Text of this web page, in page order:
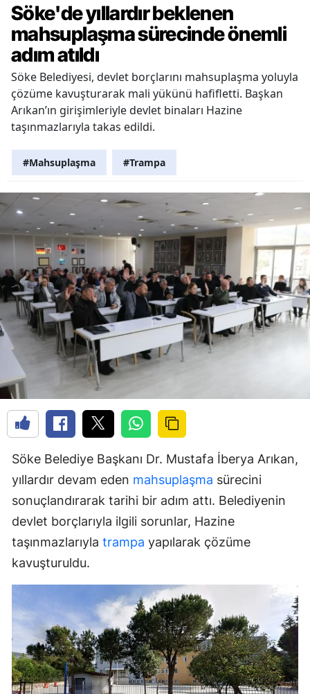
Söke'de yıllardır beklenen
mahsuplaşma sürecinde önemli
adım atıldı
Söke Belediyesi, devlet borçlarını mahsuplaşma yoluyla
çözüme kavuşturarak mali yükünü hafifletti. Başkan
Arıkan’ın girişimleriyle devlet binaları Hazine
taşınmazlarıyla takas edildi.
#Mahsuplaşma #Trampa
Söke Belediye Başkanı Dr. Mustafa İberya Arıkan,
yıllardır devam eden mahsuplaşma sürecini
sonuçlandırarak tarihi bir adım attı. Belediyenin
devlet borçlarıyla ilgili sorunlar, Hazine
taşınmazlarıyla trampa yapılarak çözüme
kavuşturuldu.